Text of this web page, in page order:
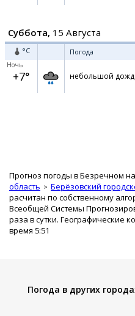
Суббота, 15 Августа
°C Погода
Ночь
+7° небольшой
Прогноз погоды в Безречном
область
Берёзовский
расчитан по собственному
Всеобщей Системы
раза в сутки. Географические
время 5:51
Погода в других